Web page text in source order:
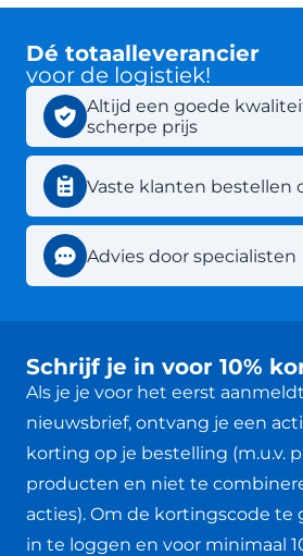
Dé totaalleverancier
voor de logistiek!
Altijd een goede
scherpe prijs
Vaste klanten bestellen
Advies door specialisten
Schrijf je in voor 10%
Als je je voor het eerst
nieuwsbrief, ontvang je een
korting op je bestelling (m.u.v.
producten en niet te
acties). Om de kortingscode te
in te loggen en voor minimaal